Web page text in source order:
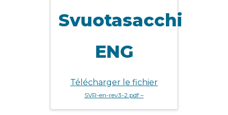
Svuotasacchi
ENG
Télécharger le fichier
SVR-en-rev3-2.pdf –